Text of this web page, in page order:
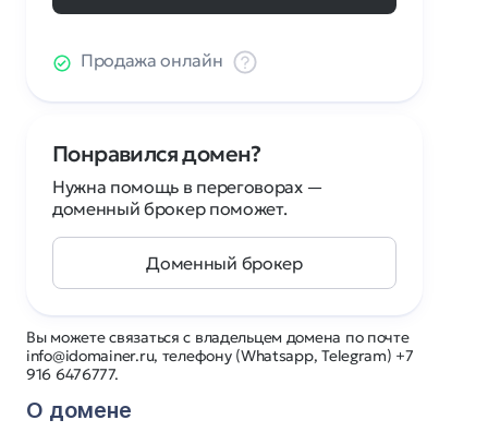
Вы можете связаться с владельцем домена по почте
info@idomainer.ru, телефону (Whatsapp, Telegram) +7
916 6476777.
О домене
Продажа онлайн
Понравился домен?
Нужна помощь в переговорах —
доменный брокер поможет.
Доменный брокер